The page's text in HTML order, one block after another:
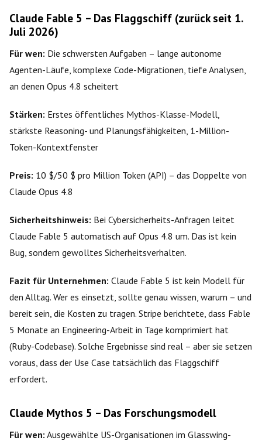
Claude Fable 5 – Das Flaggschiff (zurück seit 1.
Juli 2026)
Für wen: Die schwersten Aufgaben – lange autonome
Agenten-Läufe, komplexe Code-Migrationen, tiefe Analysen,
an denen Opus 4.8 scheitert
Stärken: Erstes öffentliches Mythos-Klasse-Modell,
stärkste Reasoning- und Planungsfähigkeiten, 1-Million-
Token-Kontextfenster
Preis: 10 $/50 $ pro Million Token (API) – das Doppelte von
Claude Opus 4.8
Sicherheitshinweis: Bei Cybersicherheits-Anfragen leitet
Claude Fable 5 automatisch auf Opus 4.8 um. Das ist kein
Bug, sondern gewolltes Sicherheitsverhalten.
Fazit für Unternehmen: Claude Fable 5 ist kein Modell für
den Alltag. Wer es einsetzt, sollte genau wissen, warum – und
bereit sein, die Kosten zu tragen. Stripe berichtete, dass Fable
5 Monate an Engineering-Arbeit in Tage komprimiert hat
(Ruby-Codebase). Solche Ergebnisse sind real – aber sie setzen
voraus, dass der Use Case tatsächlich das Flaggschiff
erfordert.
Claude Mythos 5 – Das Forschungsmodell
Für wen: Ausgewählte US-Organisationen im Glasswing-